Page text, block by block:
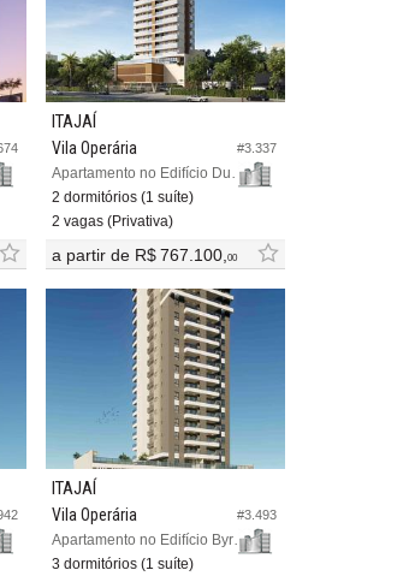
#3.337
ITAJAÍ
Vila Operária
Apartamento no Edifício Duque 375
2 dormitórios (1 suíte)
2 vagas (Privativa)
a partir de R$ 767.100,00
#3.493
ITAJAÍ
Vila Operária
Apartamento no Edifício Byron Bay
3 dormitórios (1 suíte)